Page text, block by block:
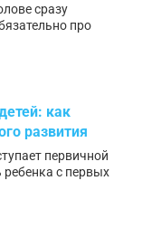
сразу
про
как
развития
первичной
ребенка с первых